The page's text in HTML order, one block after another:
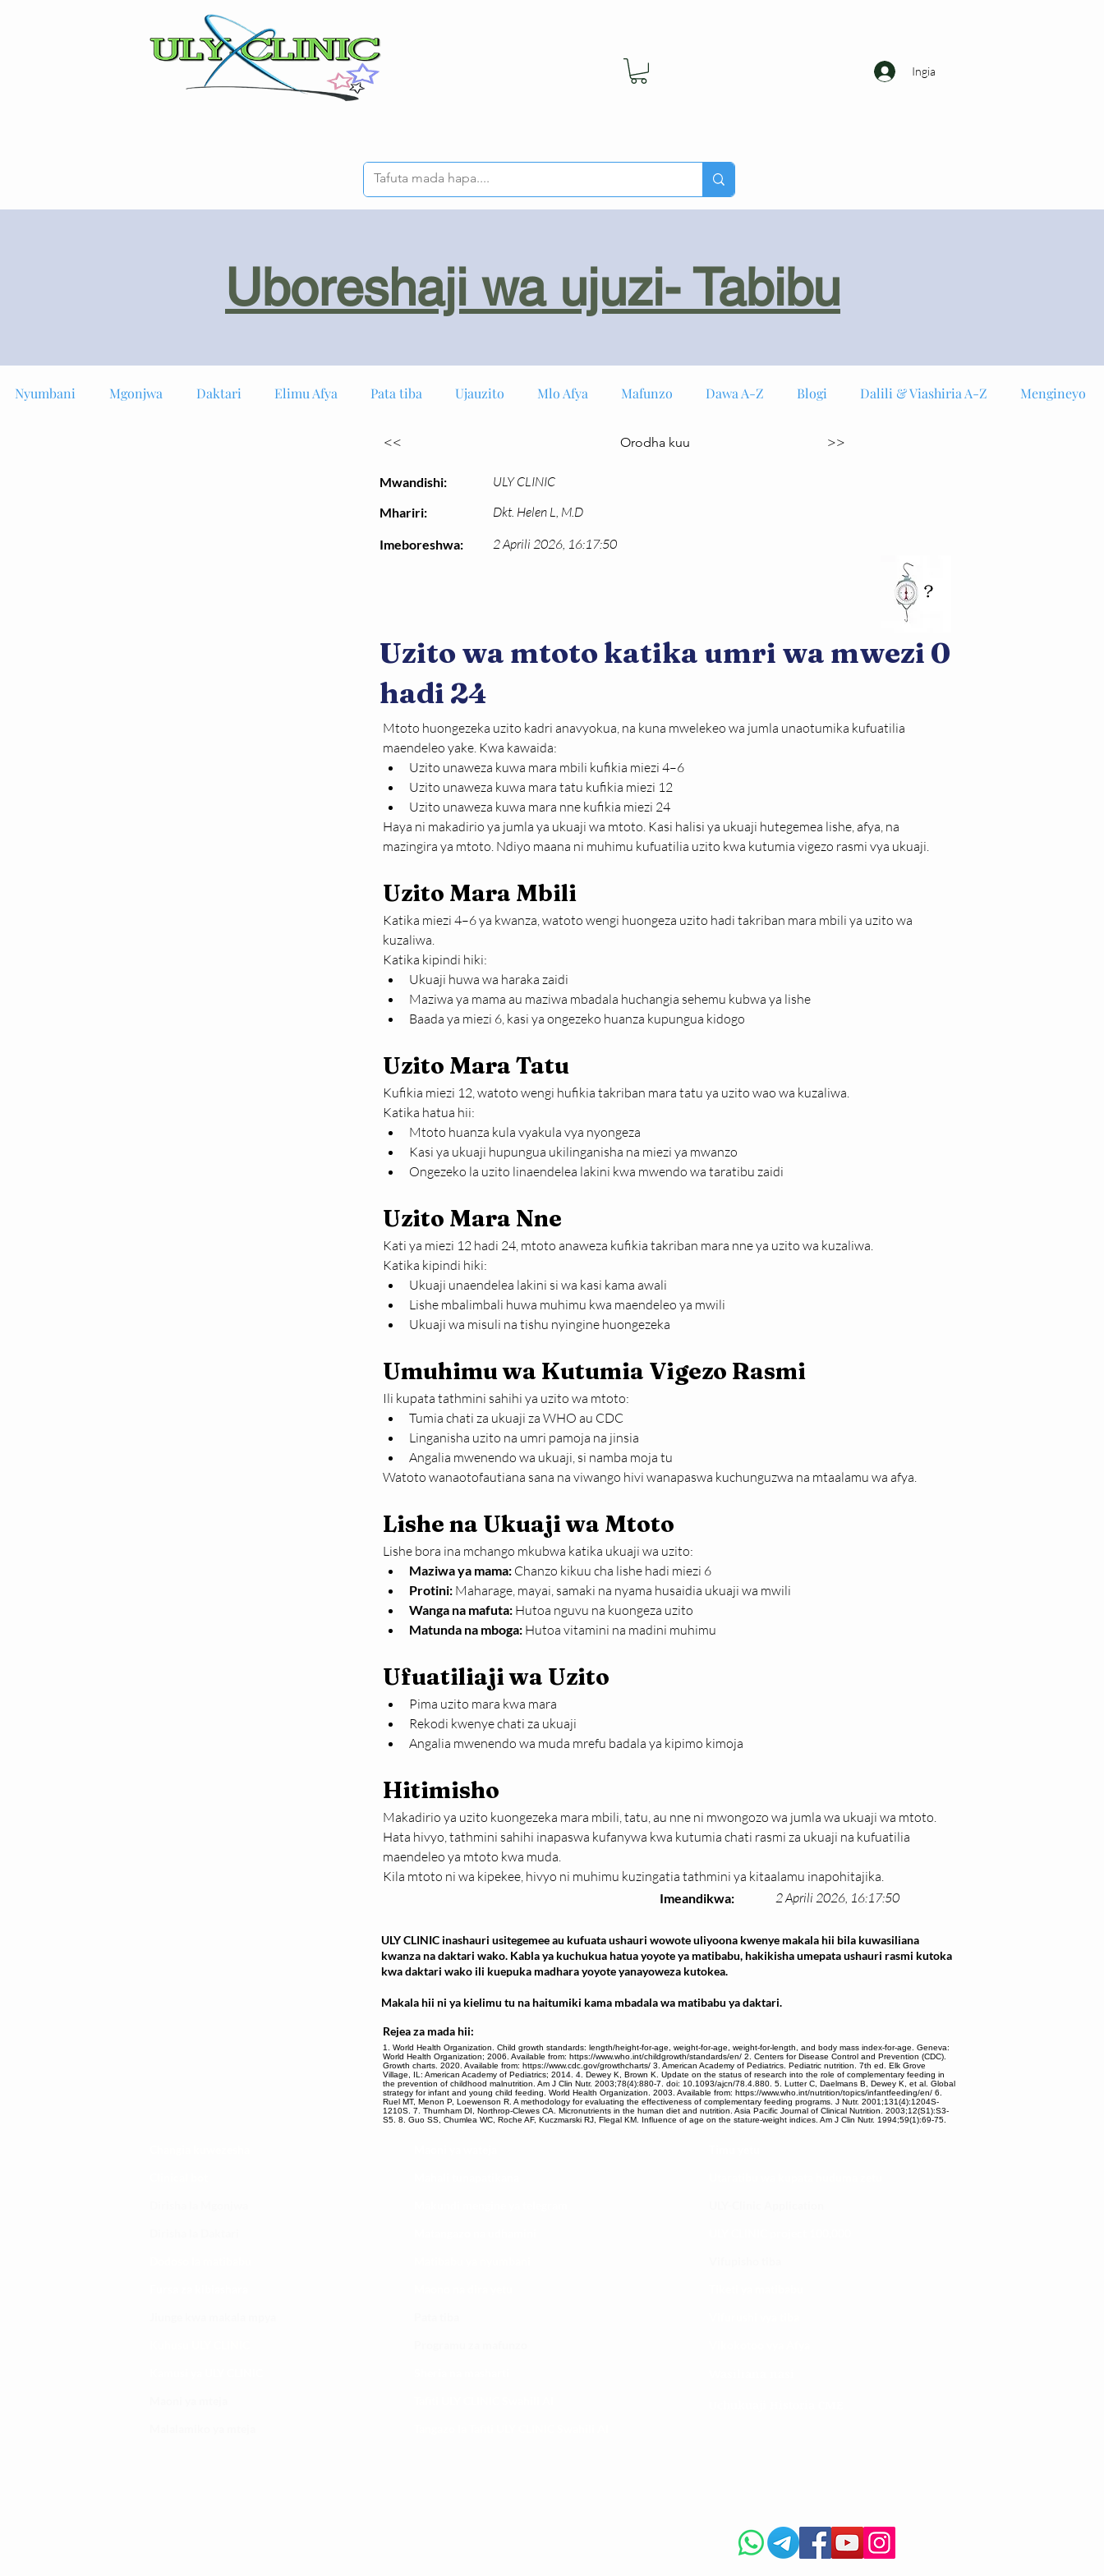
Ingia
Uboreshaji wa ujuzi- Tabibu
Nyumbani Mgonjwa Daktari Elimu Afya Pata tiba Ujauzito Mlo Afya Mafunzo Dawa A-Z Blogi Dalili & Viashiria A-Z Mengineyo
<<
Mwandishi:
Mhariri:
Imeboreshwa:
Orodha kuu >>
ULY CLINIC
Dkt. Helen L, M.D
2 Aprili 2026, 16:17:50
Uzito wa mtoto katika umri wa mwezi 0
hadi 24
Mtoto huongezeka uzito kadri anavyokua, na kuna mwelekeo wa jumla unaotumika kufuatilia
maendeleo yake. Kwa kawaida:
Uzito unaweza kuwa mara mbili kufikia miezi 4–6
Uzito unaweza kuwa mara tatu kufikia miezi 12
Uzito unaweza kuwa mara nne kufikia miezi 24
Haya ni makadirio ya jumla ya ukuaji wa mtoto. Kasi halisi ya ukuaji hutegemea lishe, afya, na
mazingira ya mtoto. Ndiyo maana ni muhimu kufuatilia uzito kwa kutumia vigezo rasmi vya ukuaji.
Uzito Mara Mbili
Katika miezi 4–6 ya kwanza, watoto wengi huongeza uzito hadi takriban mara mbili ya uzito wa
kuzaliwa.
Katika kipindi hiki:
Ukuaji huwa wa haraka zaidi
Maziwa ya mama au maziwa mbadala huchangia sehemu kubwa ya lishe
Baada ya miezi 6, kasi ya ongezeko huanza kupungua kidogo
Uzito Mara Tatu
Kufikia miezi 12, watoto wengi hufikia takriban mara tatu ya uzito wao wa kuzaliwa.
Katika hatua hii:
Mtoto huanza kula vyakula vya nyongeza
Kasi ya ukuaji hupungua ukilinganisha na miezi ya mwanzo
Ongezeko la uzito linaendelea lakini kwa mwendo wa taratibu zaidi
Uzito Mara Nne
Kati ya miezi 12 hadi 24, mtoto anaweza kufikia takriban mara nne ya uzito wa kuzaliwa.
Katika kipindi hiki:
Ukuaji unaendelea lakini si wa kasi kama awali
Lishe mbalimbali huwa muhimu kwa maendeleo ya mwili
Ukuaji wa misuli na tishu nyingine huongezeka
Umuhimu wa Kutumia Vigezo Rasmi
Ili kupata tathmini sahihi ya uzito wa mtoto:
Tumia chati za ukuaji za WHO au CDC
Linganisha uzito na umri pamoja na jinsia
Angalia mwenendo wa ukuaji, si namba moja tu
Watoto wanaotofautiana sana na viwango hivi wanapaswa kuchunguzwa na mtaalamu wa afya.
Lishe na Ukuaji wa Mtoto
Lishe bora ina mchango mkubwa katika ukuaji wa uzito:
Maziwa ya mama: Chanzo kikuu cha lishe hadi miezi 6
Protini: Maharage, mayai, samaki na nyama husaidia ukuaji wa mwili
Wanga na mafuta: Hutoa nguvu na kuongeza uzito
Matunda na mboga: Hutoa vitamini na madini muhimu
Ufuatiliaji wa Uzito
Pima uzito mara kwa mara
Rekodi kwenye chati za ukuaji
Angalia mwenendo wa muda mrefu badala ya kipimo kimoja
Hitimisho
Makadirio ya uzito kuongezeka mara mbili, tatu, au nne ni mwongozo wa jumla wa ukuaji wa mtoto.
Hata hivyo, tathmini sahihi inapaswa kufanywa kwa kutumia chati rasmi za ukuaji na kufuatilia
maendeleo ya mtoto kwa muda.
Kila mtoto ni wa kipekee, hivyo ni muhimu kuzingatia tathmini ya kitaalamu inapohitajika.
Imeandikwa: 2 Aprili 2026, 16:17:50
ULY CLINIC inashauri usitegemee au kufuata ushauri wowote uliyoona kwenye makala hii bila kuwasiliana
kwanza na daktari wako. Kabla ya kuchukua hatua yoyote ya matibabu, hakikisha umepata ushauri rasmi kutoka
kwa daktari wako ili kuepuka madhara yoyote yanayoweza kutokea.
Makala hii ni ya kielimu tu na haitumiki kama mbadala wa matibabu ya daktari.
Rejea za mada hii:
1. World Health Organization. Child growth standards: length/height-for-age, weight-for-age, weight-for-length, and body mass index-for-age. Geneva:
World Health Organization; 2006. Available from: https://www.who.int/childgrowth/standards/en/ 2. Centers for Disease Control and Prevention (CDC).
Growth charts. 2020. Available from: https://www.cdc.gov/growthcharts/ 3. American Academy of Pediatrics. Pediatric nutrition. 7th ed. Elk Grove
Village, IL: American Academy of Pediatrics; 2014. 4. Dewey K, Brown K. Update on the status of research into the role of complementary feeding in
the prevention of childhood malnutrition. Am J Clin Nutr. 2003;78(4):880-7. doi: 10.1093/ajcn/78.4.880. 5. Lutter C, Daelmans B, Dewey K, et al. Global
strategy for infant and young child feeding. World Health Organization. 2003. Available from: https://www.who.int/nutrition/topics/infantfeeding/en/ 6.
Ruel MT, Menon P, Loewenson R. A methodology for evaluating the effectiveness of complementary feeding programs. J Nutr. 2001;131(4):1204S-
1210S. 7. Thurnham DI, Northrop-Clewes CA. Micronutrients in the human diet and nutrition. Asia Pacific Journal of Clinical Nutrition. 2003;12(S1):S3-
S5. 8. Guo SS, Chumlea WC, Roche AF, Kuczmarski RJ, Flegal KM. Influence of age on the stature-weight indices. Am J Clin Nutr. 1994;59(1):69-75.